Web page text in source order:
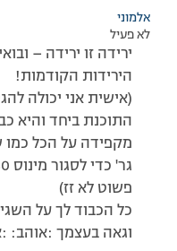
אלמוני
לא פעיל
ירידה זו ירידה –
הירידות הקודמות!
(אישית אני יכולה
פשוט לא זז)
כל הכבוד לך על
וגאה בעצמך :אוהב: